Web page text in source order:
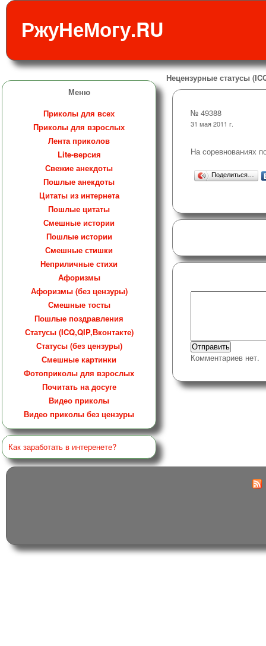
РжуНеМогу.RU
Меню
Приколы для всех
Приколы для взрослых
Лента приколов
Lite-версия
Свежие анекдоты
Пошлые анекдоты
Цитаты из интернета
Пошлые цитаты
Смешные истории
Пошлые истории
Смешные стишки
Неприличные стихи
Афоризмы
Афоризмы (без цензуры)
Смешные тосты
Пошлые поздравления
Статусы (ICQ,QIP,Вконтакте)
Статусы (без цензуры)
Смешные картинки
Фотоприколы для взрослых
Почитать на досуге
Видео приколы
Видео приколы без цензуры
Как заработать в интеренете?
Нецензурные статусы
№ 49388
31 мая 2011 г.
На соревнованиях
Поделиться…
Комментариев нет.